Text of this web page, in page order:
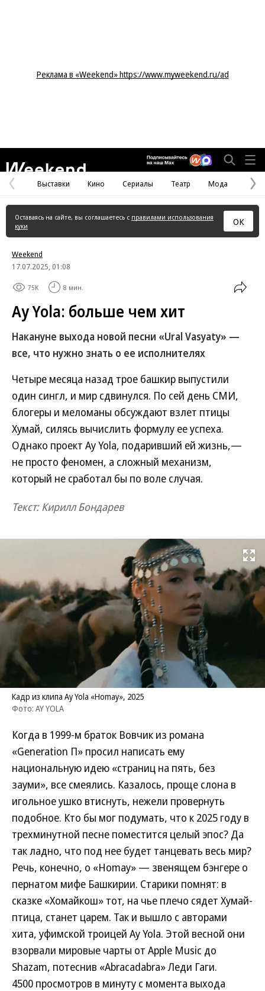
Реклама в «Weekend» https://www.myweekend.ru/ad
Предыдущая
страница
Выставки Кино Сериалы Театр Мода
Оставаясь на сайте, вы соглашаетесь с правилами использования
куки
ОК
Weekend
17.07.2025, 01:08
75K 8 мин.
Ay Yola: больше чем хит
Накануне выхода новой песни «Ural Vasyaty» —
все, что нужно знать о ее исполнителях
Четыре месяца назад трое башкир выпустили
один сингл, и мир сдвинулся. По сей день СМИ,
блогеры и меломаны обсуждают взлет птицы
Хумай, силясь вычислить формулу ее успеха.
Однако проект Ay Yola, подаривший ей жизнь,—
не просто феномен, а сложный механизм,
который не сработал бы по воле случая.
Текст: Кирилл Бондарев
Развернуть
Кадр из клипа Ay Yola «Homay», 2025
Фото: AY YOLA
Когда в 1999-м браток Вовчик из романа
«Generation П» просил написать ему
национальную идею «страниц на пять, без
зауми», все смеялись. Казалось, проще слона в
игольное ушко втиснуть, нежели провернуть
подобное. Кто бы мог подумать, что к 2025 году в
трехминутной песне поместится целый эпос? Да
так ладно, что под нее будет танцевать весь мир?
Речь, конечно, о «Homay» — звенящем бэнгере о
пернатом мифе Башкирии. Старики помнят: в
сказке «Хомайкош» тот, на чье плечо сядет Хумай-
птица, станет царем. Так и вышло с авторами
хита, уфимской троицей Ay Yola. Этой весной они
взорвали мировые чарты от Apple Music до
Shazam, потеснив «Abracadabra» Леди Гаги.
4500 просмотров в минуту с момента выхода